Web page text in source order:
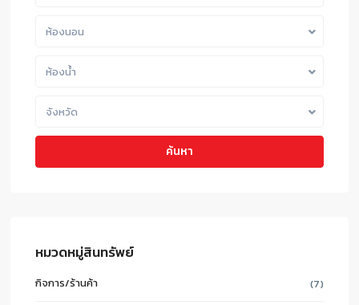
ห้องนอน
ห้องน้ำ
จังหวัด
ค้นหา
หมวดหมู่สินทรัพย์
กิจการ/ร้านค้า (7)